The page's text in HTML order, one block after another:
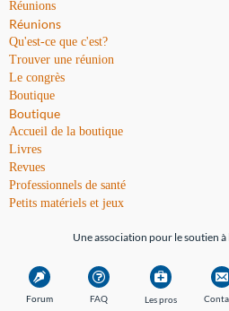
Réunions
Réunions
Qu'est-ce que c'est?
Trouver une réunion
Le congrès
Boutique
Boutique
Accueil de la boutique
Livres
Revues
Professionnels de santé
Petits matériels et jeux
Une association pour le soutien
Forum FAQ Les pros